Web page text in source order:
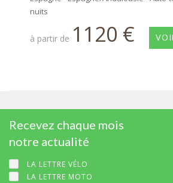
nuits
à partir de 1120 €
Recevez chaque mois
notre actualité
LA LETTRE VÉLO
LA LETTRE MOTO